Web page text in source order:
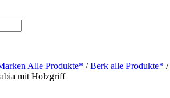
Alle Produkte* /Berk alle Produkte* /
mit Holzgriff